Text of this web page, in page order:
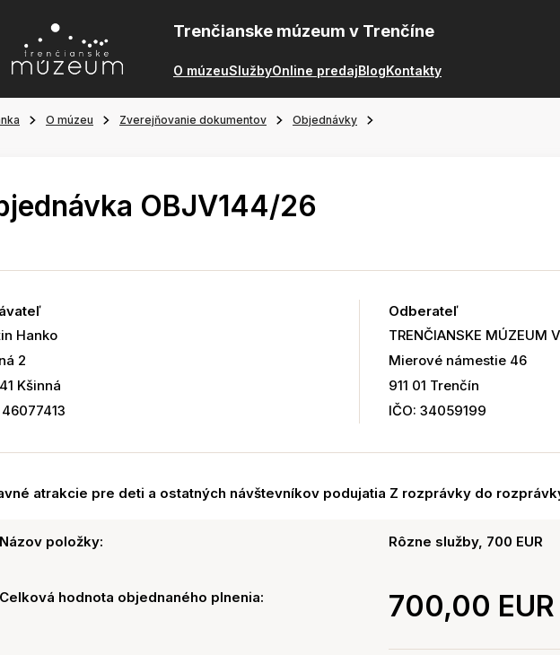
Trenčianske múzeum v Trenčíne
O múzeuSlužbyOnline predajBlogKontakty
O múzeu Zverejňovanie dokumentov Objednávky
OBJV144/26
Hanko
2
Kšinná
46077413
Odberateľ
TRENČIANSKE MÚZEUM
Mierové námestie 46
911 01 Trenčín
IČO: 34059199
atrakcie pre deti a ostatných návštevníkov podujatia Z rozprávky do
Názov položky: Rôzne služby, 700 EUR
Celková hodnota objednaného plnenia: 700,00 EUR